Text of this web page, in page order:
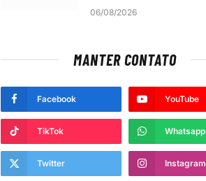
06/08/2026
MANTER CONTATO
Facebook YouTube
TikTok Whatsapp
Twitter Instagram